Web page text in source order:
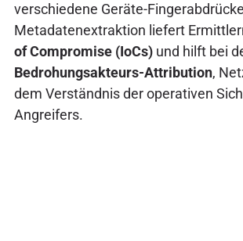
verschiedene Geräte-
Metadatenextraktion liefert
of Compromise (IoCs)und hilft bei
Bedrohungsakteurs-Attribution,
dem Verständnis der operativen
Angreifers.